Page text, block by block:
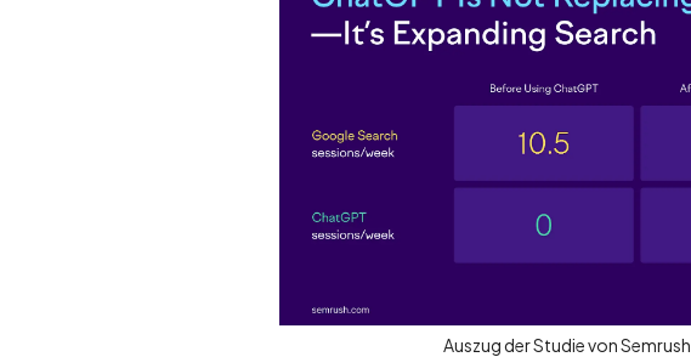
Auszug der Studie von Semrush